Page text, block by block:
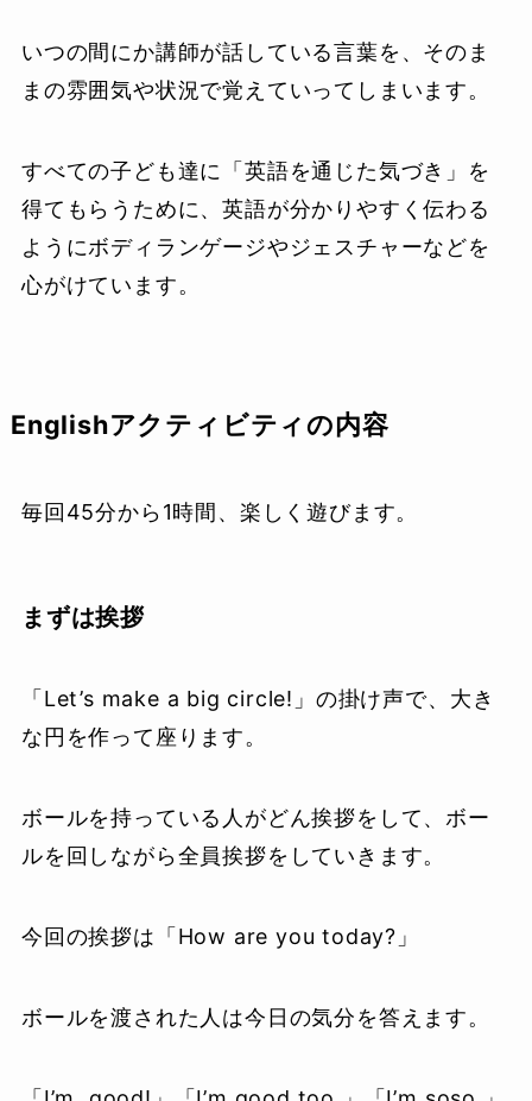
いつの間にか講師が話している言葉を、そのま
まの雰囲気や状況で覚えていってしまいます。
すべての子ども達に「英語を通じた気づき」を
得てもらうために、英語が分かりやすく伝わる
ようにボディランゲージやジェスチャーなどを
心がけています。
Englishアクティビティの内容
毎回45分から1時間、楽しく遊びます。
まずは挨拶
「Let’s make a big circle!」の掛け声で、大き
な円を作って座ります。
ボールを持っている人がどん挨拶をして、ボー
ルを回しながら全員挨拶をしていきます。
今回の挨拶は「How are you today?」
ボールを渡された人は今日の気分を答えます。